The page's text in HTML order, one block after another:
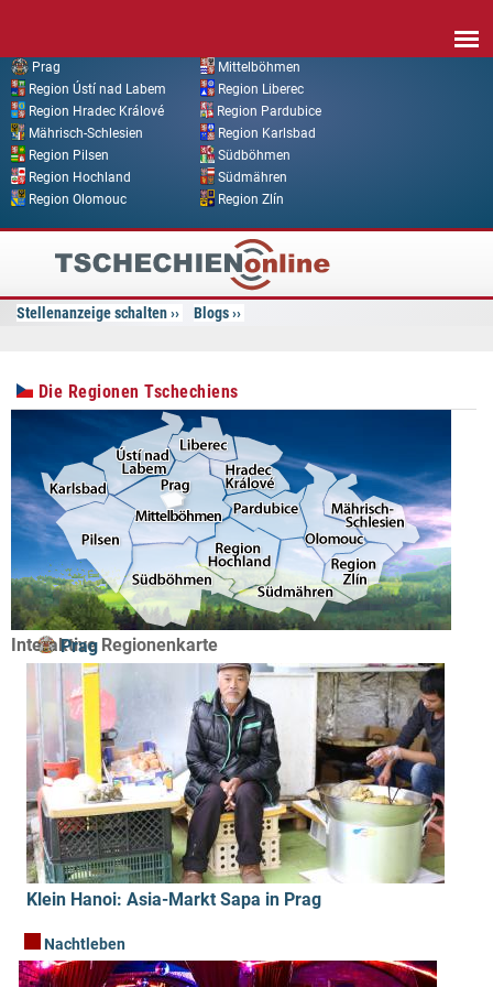
Prag
Mittelböhmen
Region Ústí nad Labem
Region Liberec
Region Hradec Králové
Region Pardubice
Mährisch-Schlesien
Region Karlsbad
Region Pilsen
Südböhmen
Region Hochland
Südmähren
Region Olomouc
Region Zlín
Tschechien
Online
Stellenanzeige schalten Blogs
Die Regionen Tschechiens
Interaktive Regionenkarte
Prag
Klein Hanoi: Asia-Markt Sapa in Prag
Nachtleben
Wirtschaft